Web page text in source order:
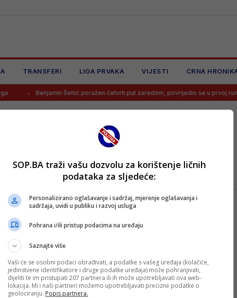
TRANSFERI LIGA PRVAKA VIJESTI CRNA
Benjamin Šehić poražen četvrti put zaredom, povrijedio se u prvoj rundi
More Business
adipiscing elit. Nam laoreet, nunc et accumsan
SOP.BA traži vašu dozvolu za korištenje ličnih
podataka za sljedeće:
Personalizirano oglašavanje i sadržaj, mjerenje oglašavanja i
sadržaja, uvidi u publiku i razvoj usluga
Pohrana i/ili pristup podacima na uređaju
Saznajte više
Vaši će se osobni podaci obrađivati, a podatke s vašeg uređaja (kolačiće,
jedinstvene identifikatore i druge podatke uređaja) može pohranjivati,
dijeliti te im pristupati 207 partnera ili ih može upotrebljavati ova web-
lokacija. Mi i naši partneri možemo upotrebljavati precizne podatke o
geolociranju. Popis partnera.